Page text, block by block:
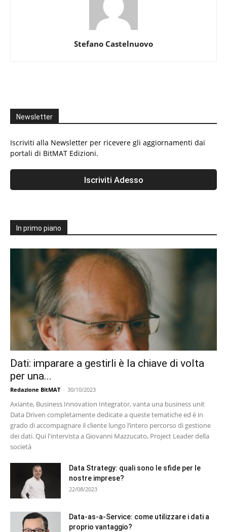
Stefano Castelnuovo
Newsletter
Iscriviti alla Newsletter per ricevere gli aggiornamenti dai
portali di BitMAT Edizioni.
In primo piano
Dati: imparare a gestirli è la chiave di volta
per una...
Redazione BitMAT - 30/10/2023
Axiante, Business Innovation Integrator, vanta una business unit
Data Driven completamente dedicate a queste tematiche ed è in
grado di accompagnare il cliente lungo l’intero percorso di gestione
dei dati. Qui l'intervista a Giovanni Mazzucato, Project Leader della
società
Data Strategy: quali sono le sfide per le
nostre imprese?
22/08/2023
Data-as-a-Service: come utilizzare i dati a
proprio vantaggio?